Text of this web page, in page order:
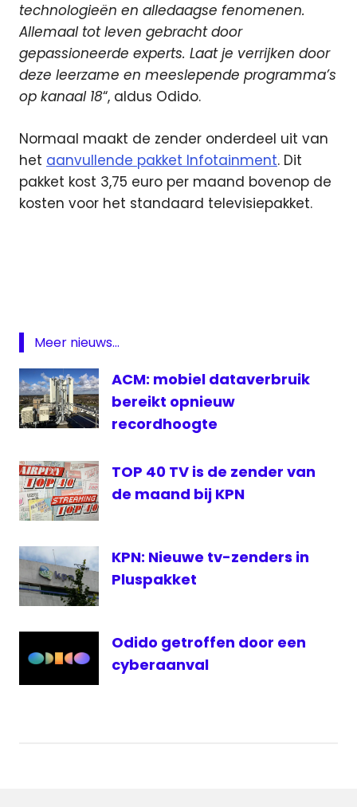
technologieën en alledaagse fenomenen.
Allemaal tot leven gebracht door
gepassioneerde experts. Laat je verrijken door
deze leerzame en meeslepende programma’s
op kanaal 18“, aldus Odido.
Normaal maakt de zender onderdeel uit van
het aanvullende pakket Infotainment. Dit
pakket kost 3,75 euro per maand bovenop de
kosten voor het standaard televisiepakket.
maand
Meer nieuws...
ACM: mobiel dataverbruik
bereikt opnieuw
recordhoogte
TOP 40 TV is de zender van
de maand bij KPN
KPN: Nieuwe tv-zenders in
Pluspakket
Odido getroffen door een
cyberaanval